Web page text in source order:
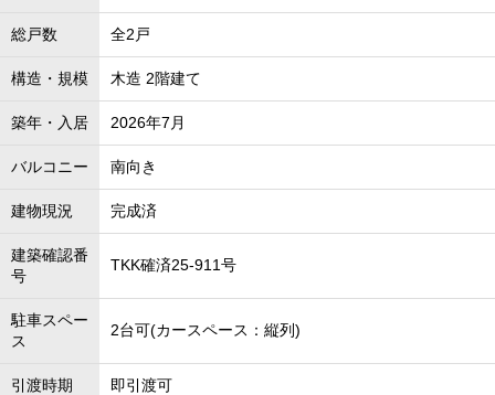
総戸数 全2戸
構造・規模 木造 2階建て
築年・入居 2026年7月
バルコニー 南向き
建物現況 完成済
建築確認番
号
TKK確済25-911号
駐車スペー
ス
2台可(カースペース：縦列)
引渡時期 即引渡可